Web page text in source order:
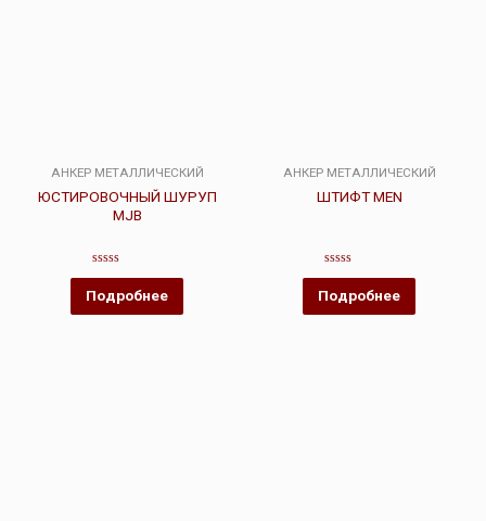
АНКЕР МЕТАЛЛИЧЕСКИЙ
ЮСТИРОВОЧНЫЙ ШУРУП
MJB
Оценка
0
из
5
Подробнее
АНКЕР МЕТАЛЛИЧЕСКИЙ
ШТИФТ MEN
Оценка
0
из
5
Подробнее